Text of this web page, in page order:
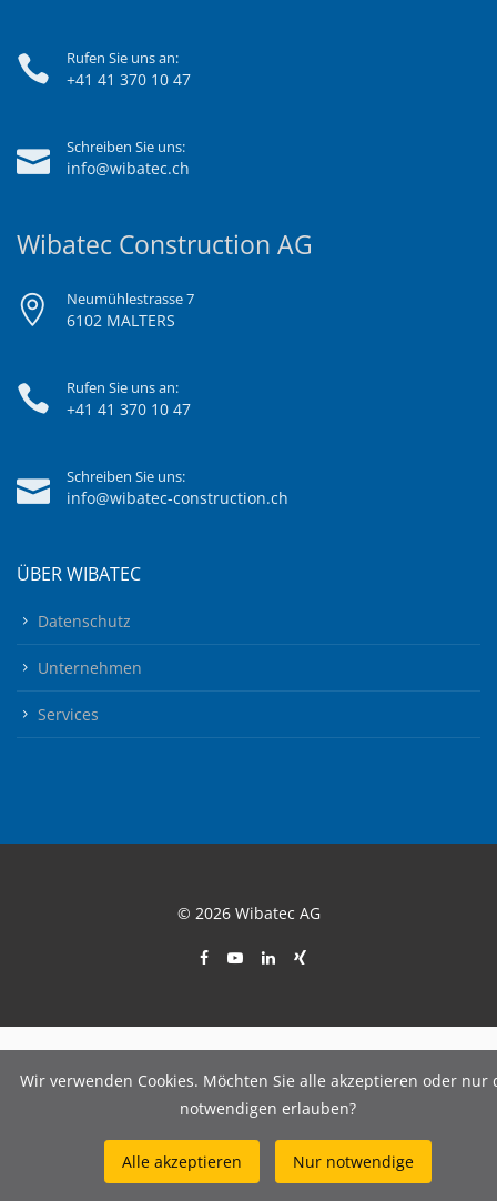
Rufen Sie uns an:
+41 41 370 10 47
Schreiben Sie uns:
info@wibatec.ch
Wibatec Construction AG
Neumühlestrasse 7
6102 MALTERS
Rufen Sie uns an:
+41 41 370 10 47
Schreiben Sie uns:
info@wibatec-construction.ch
ÜBER WIBATEC
Datenschutz
Unternehmen
Services
© 2026 Wibatec AG
Wir verwenden Cookies. Möchten Sie alle akzeptieren oder nur
notwendigen erlauben?
Alle akzeptieren Nur notwendige